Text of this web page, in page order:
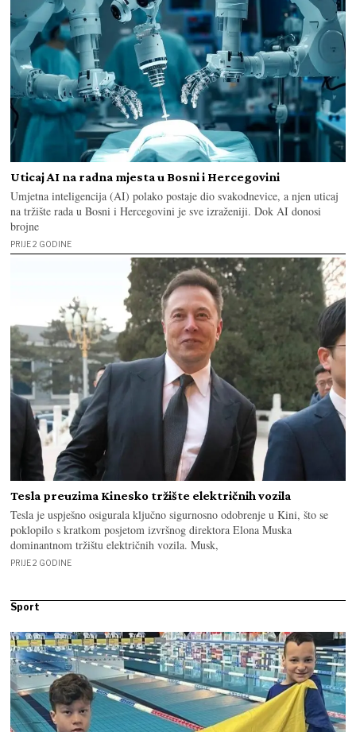
Uticaj AI na radna mjesta u Bosni i Hercegovini
Umjetna inteligencija (AI) polako postaje dio svakodnevice, a njen uticaj
na tržište rada u Bosni i Hercegovini je sve izraženiji. Dok AI donosi
brojne
PRIJE 2 GODINE
Tesla preuzima Kinesko tržište električnih vozila
Tesla je uspješno osigurala ključno sigurnosno odobrenje u Kini, što se
poklopilo s kratkom posjetom izvršnog direktora Elona Muska
dominantnom tržištu električnih vozila. Musk,
PRIJE 2 GODINE
Sport